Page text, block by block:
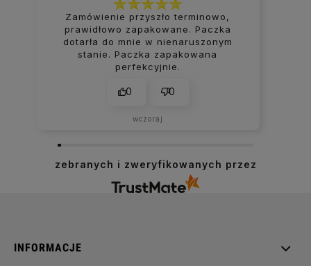
Zamówienie przyszło terminowo,
prawidłowo zapakowane. Paczka
dotarła do mnie w nienaruszonym
stanie. Paczka zapakowana
perfekcyjnie.
0 0
wczoraj
zebranych i zweryfikowanych przez
INFORMACJE